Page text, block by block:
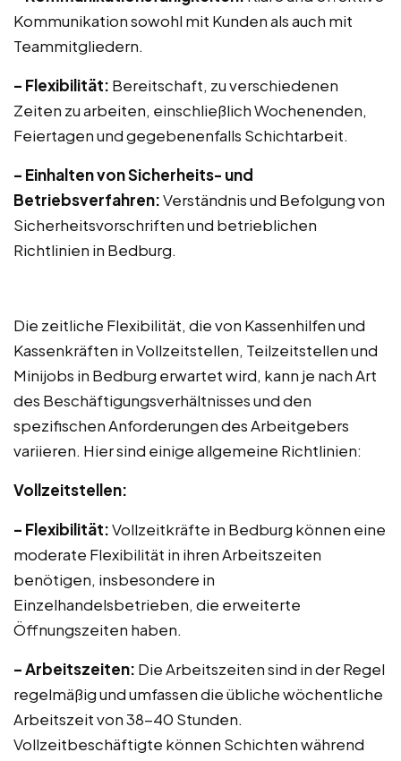
Kommunikation sowohl mit Kunden als auch mit
Teammitgliedern.
– Flexibilität: Bereitschaft, zu verschiedenen
Zeiten zu arbeiten, einschließlich Wochenenden,
Feiertagen und gegebenenfalls Schichtarbeit.
– Einhalten von Sicherheits- und
Betriebsverfahren:Verständnis und Befolgung von
Sicherheitsvorschriften und betrieblichen
Richtlinien in Bedburg.
Die zeitliche Flexibilität, die von Kassenhilfen und
Kassenkräften in Vollzeitstellen, Teilzeitstellen und
Minijobs in Bedburg erwartet wird, kann je nach Art
des Beschäftigungsverhältnisses und den
spezifischen Anforderungen des Arbeitgebers
variieren. Hier sind einige allgemeine Richtlinien:
Vollzeitstellen:
– Flexibilität:Vollzeitkräfte in Bedburg können eine
moderate Flexibilität in ihren Arbeitszeiten
benötigen, insbesondere in
Einzelhandelsbetrieben, die erweiterte
Öffnungszeiten haben.
– Arbeitszeiten: Die Arbeitszeiten sind in der Regel
regelmäßig und umfassen die übliche wöchentliche
Arbeitszeit von 38-40 Stunden.
Vollzeitbeschäftigte können Schichten während